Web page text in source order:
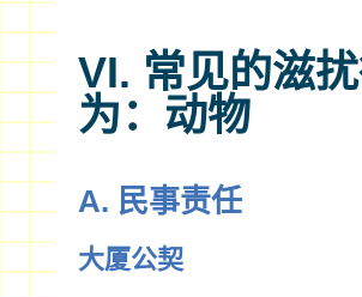
VI. 常见的滋
为：动物
A. 民事责任
大厦公契